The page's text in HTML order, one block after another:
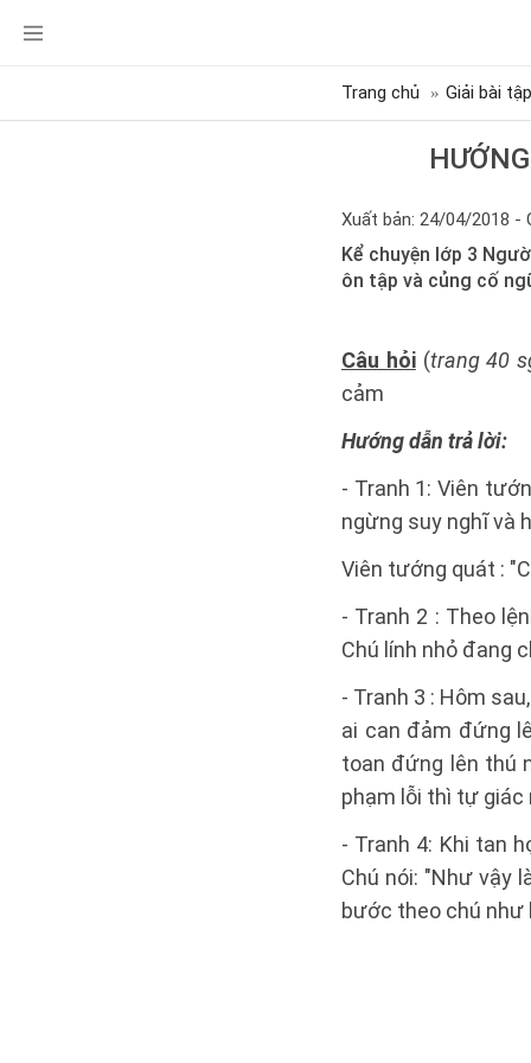
Trang chủ Giải bài
Xuất bản: 24/04/2018 -
Kể chuyện lớp 3
ôn tập và củng cố
Câu hỏi(trang 40
cảm
Hướng dẫn trả lời:
- Tranh 1: Viên
ngừng suy nghĩ và
Viên tướng quát :
- Tranh 2 : Theo
Chú lính nhỏ đang
- Tranh 3 : Hôm
ai can đảm đứng
toan đứng lên thú
phạm lỗi thì tự giác
- Tranh 4: Khi tan
Chú nói: "Như vậy
bước theo chú như